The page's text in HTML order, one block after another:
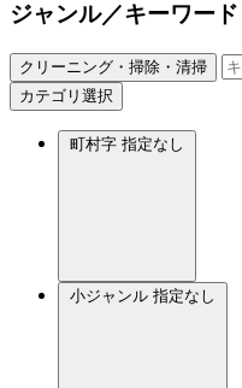
ジャンル／キーワード
クリーニング・掃除・清掃
カテゴリ選択
町村字 指定なし
小ジャンル 指定なし